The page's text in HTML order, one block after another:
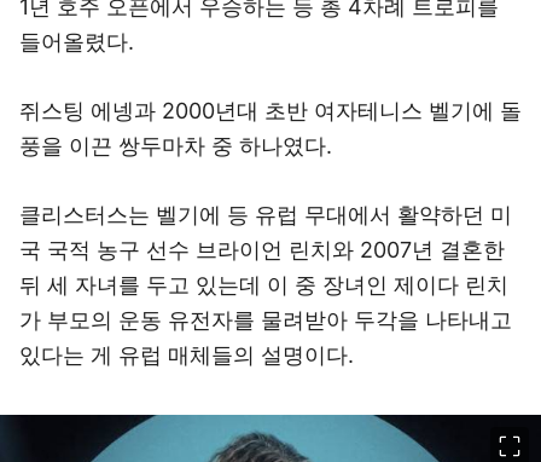
1년 호주 오픈에서 우승하는 등 총 4차례 트로피를
들어올렸다.
쥐스팅 에넹과 2000년대 초반 여자테니스 벨기에 돌
풍을 이끈 쌍두마차 중 하나였다.
클리스터스는 벨기에 등 유럽 무대에서 활약하던 미
국 국적 농구 선수 브라이언 린치와 2007년 결혼한
뒤 세 자녀를 두고 있는데 이 중 장녀인 제이다 린치
가 부모의 운동 유전자를 물려받아 두각을 나타내고
있다는 게 유럽 매체들의 설명이다.